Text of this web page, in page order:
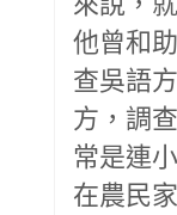
他曾和
查吳語
方，調
常是連
在農民